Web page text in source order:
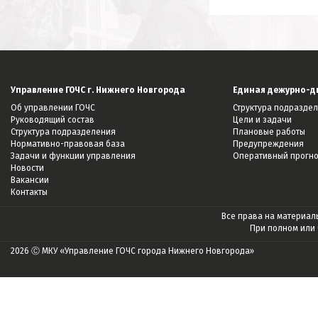
Управление ГОЧС г. Нижнего Новгорода
Об управлении ГОЧС
Руководящий состав
Структура подразделения
Нормативно-правовая база
Задачи и функции управления
Новости
Вакансии
Контакты
Единая дежурно-
Структура
Цели и задачи
Плановые работы
Предупреждения
Оперативный
Все права на
При полном или
2026 Ⓒ МКУ «Управление ГОЧС города Нижнего Новгорода»